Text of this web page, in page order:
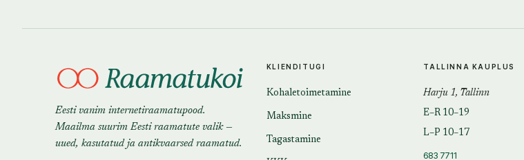
Eesti vanim internetiraamatupood.
Maailma suurim Eesti raamatute valik —
uued, kasutatud ja antikvaarsed raamatud.
KLIENDITUGI
Kohaletoimetamine
Maksmine
Tagastamine
TALLINNA KAUPLUS
Harju 1, Tallinn
E–R 10–19
L–P 10–17
683 7711